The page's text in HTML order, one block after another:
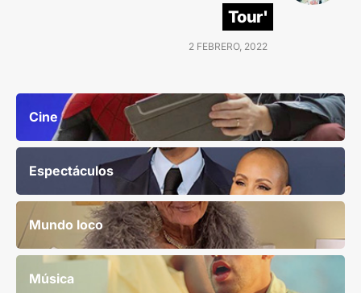
Tour'
2 FEBRERO, 2022
Cine
Espectáculos
Mundo loco
Música